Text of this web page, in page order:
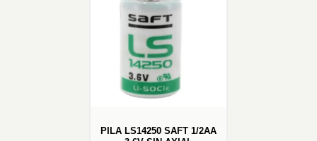
PILA LS14250 SAFT 1/2AA